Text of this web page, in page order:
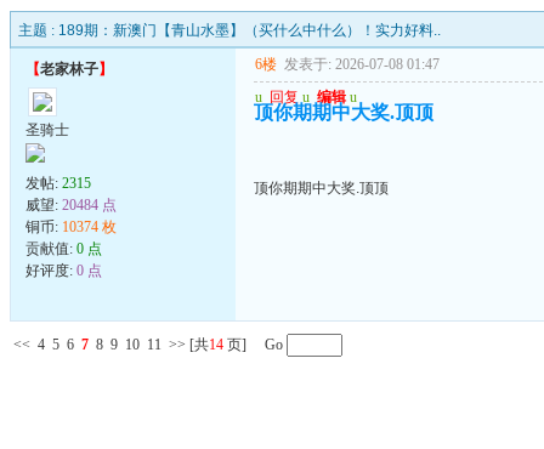
主题 : 189期：新澳门【青山水墨】（买什么中什么）！实力好料..
【老家林子】
圣骑士
发帖: 2315
威望: 20484 点
铜币: 10374 枚
贡献值: 0 点
好评度: 0 点
6楼 发表于: 2026-07-08 01:47
u 回复 u 编辑 u
顶你期期中大奖.顶顶
顶你期期中大奖.顶顶
<< 4 5 6 7 8 9 10 11 >> [共14 页] Go